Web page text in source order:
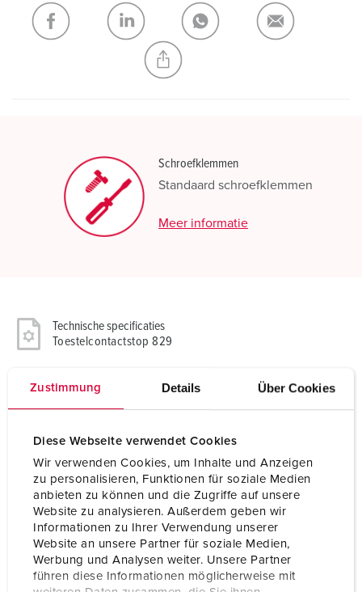
Zustimmung Details Über Cookies
Diese Webseite verwendet Cookies
Wir verwenden Cookies, um Inhalte und Anzeigen
zu personalisieren, Funktionen für soziale Medien
anbieten zu können und die Zugriffe auf unsere
Website zu analysieren. Außerdem geben wir
Informationen zu Ihrer Verwendung unserer
Website an unsere Partner für soziale Medien,
Werbung und Analysen weiter. Unsere Partner
führen diese Informationen möglicherweise mit
Mijn lijst TOEVOEGEN
NIEUW LIJST MAKEN
Schroefklemmen
Standaard schroefklemmen
Meer informatie
Technische specificaties
Toestelcontactstop 829
Ampère 16 A
Voltage 400 V
Uurstand 6 h
Hertz 50-60 Hz
Aansluittechniek schroefklemmen
Contacten vernikkelde contacten